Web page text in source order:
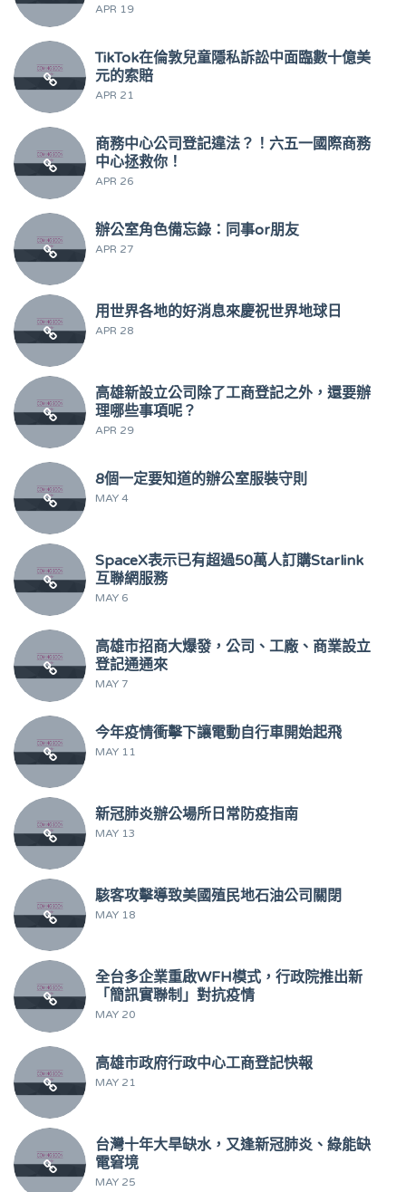
APR 19
TikTok在倫敦兒童隱私訴訟中面臨數十億美
元的索賠
APR 21
商務中心公司登記違法？！六五一國際商務
中心拯救你！
APR 26
辦公室角色備忘錄：同事or朋友
APR 27
用世界各地的好消息來慶祝世界地球日
APR 28
高雄新設立公司除了工商登記之外，還要辦
理哪些事項呢？
APR 29
8個一定要知道的辦公室服裝守則
MAY 4
SpaceX表示已有超過50萬人訂購Starlink
互聯網服務
MAY 6
高雄市招商大爆發，公司、工廠、商業設立
登記通通來
MAY 7
今年疫情衝擊下讓電動自行車開始起飛
MAY 11
新冠肺炎辦公場所日常防疫指南
MAY 13
駭客攻擊導致美國殖民地石油公司關閉
MAY 18
全台多企業重啟WFH模式，行政院推出新
「簡訊實聯制」對抗疫情
MAY 20
高雄市政府行政中心工商登記快報
MAY 21
台灣十年大旱缺水，又逢新冠肺炎、綠能缺
電窘境
MAY 25